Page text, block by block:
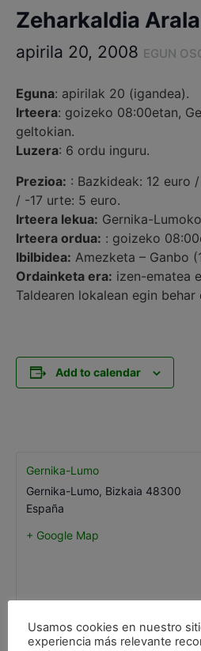
Zeharkaldia
apirila 20, 2008 EGUN
Eguna: apirilak 20 (igandea).
Irteera: goizeko 08:00etan,
geltokian.
Luzera: 6 ordu inguru.
Prezioa: : Bazkideak: 12 euro
/ -17 urte: 5 euro.
Irteera lekua: Gernika-
Irteera ordua: : goizeko
Ibilbidea: Amezketa – Ganbo
Ordainketa era: izen-ematea
Taldearen lokalean egin behar
Add to calendar
Gernika-Lumo
Gernika-Lumo, Bizkaia 48300
España
+ Google Map
Usamos cookies en nuestro
experiencia más relevante